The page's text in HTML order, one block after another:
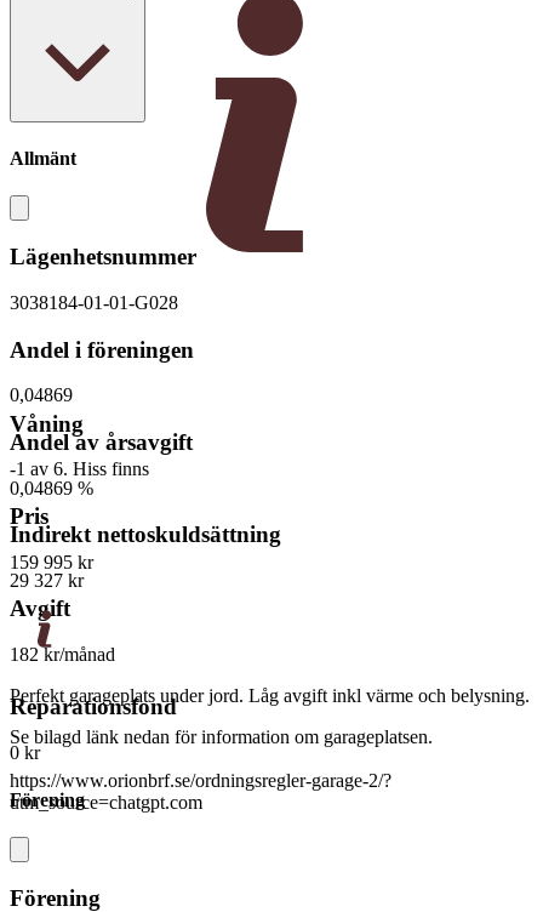
Våning
-1 av 6. Hiss finns
Pris
159 995 kr
Avgift
182 kr/månad
Perfekt garageplats under jord. Låg avgift inkl värme och belysning.
Se bilagd länk nedan för information om garageplatsen.
https://www.orionbrf.se/ordningsregler-garage-2/?
utm_source=chatgpt.com
Allmänt
Lägenhetsnummer
3038184-01-01-G028
Andel i föreningen
0,04869
Andel av årsavgift
0,04869 %
Indirekt nettoskuldsättning
29 327 kr
Reparationsfond
0 kr
Förening
Förening